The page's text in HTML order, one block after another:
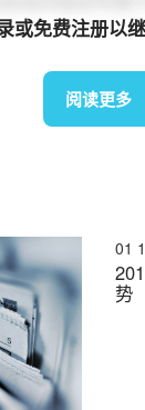
或免费注册以继
阅读更多
01
势